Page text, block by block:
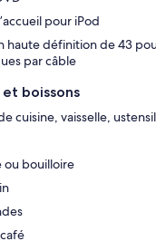
pour iPod
haute définition de 43
par câble
boissons
cuisine, vaisselle,
ou bouilloire